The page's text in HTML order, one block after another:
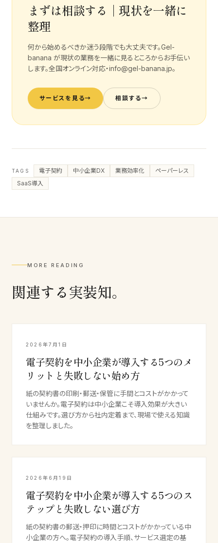
まずは相談する｜現状を一緒に
整理
何から始めるべきか迷う段階でも大丈夫です。Gel-
banana が現状の業務を一緒に見るところからお手伝い
します。全国オンライン対応・info@gel-banana.jp。
サービスを見る→ 相談する→
TAGS 電子契約 中小企業DX 業務効率化
ペーパーレス
SaaS導入
MORE READING
関連する実装知。
2026年7月1日
電子契約を中小企業が導入する5つのメ
リットと失敗しない始め方
紙の契約書の印刷・郵送・保管に手間とコストがかかって
いませんか。電子契約は中小企業こそ導入効果が大きい
仕組みです。選び方から社内定着まで、現場で使える知識
を整理しました。
2026年6月19日
電子契約を中小企業が導入する5つのス
テップと失敗しない選び方
紙の契約書の郵送・押印に時間とコストがかかっている中
小企業の方へ。電子契約の導入手順、サービス選定の基